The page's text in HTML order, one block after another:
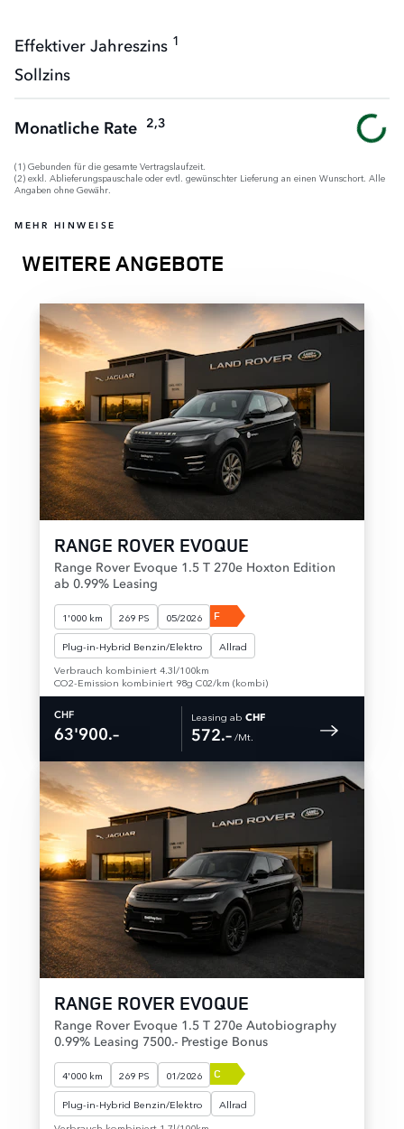
Effektiver Jahreszins 1
Sollzins
Monatliche Rate 2,3
(1) Gebunden für die gesamte Vertragslaufzeit.
(2) exkl. Ablieferungspauschale oder evtl. gewünschter Lieferung an einen Wunschort. Alle
Angaben ohne Gewähr.
MEHR HINWEISE
WEITERE ANGEBOTE
RANGE ROVER EVOQUE
Range Rover Evoque 1.5 T 270e Hoxton Edition
ab 0.99% Leasing
1'000 km 269 PS 05/2026 F
Plug-in-Hybrid Benzin/Elektro
Allrad
Verbrauch kombiniert 4.3l/100km
CO2-Emission kombiniert 98g C02/km (kombi)
CHF
63'900.–
Leasing ab CHF
572.– /Mt.
RANGE ROVER EVOQUE
Range Rover Evoque 1.5 T 270e Autobiography
0.99% Leasing 7500.- Prestige Bonus
4'000 km 269 PS 01/2026 C
Plug-in-Hybrid Benzin/Elektro
Allrad